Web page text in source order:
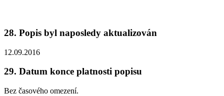
28. Popis byl naposledy aktualizován
12.09.2016
29. Datum konce platnosti popisu
Bez časového omezení.